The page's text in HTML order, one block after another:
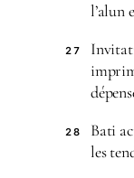
l’alun
27
28
Bati
les